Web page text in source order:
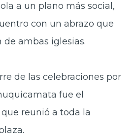
a un plano más social,
con un abrazo que
ambas iglesias.
de las celebraciones por
fue el
reunió a toda la